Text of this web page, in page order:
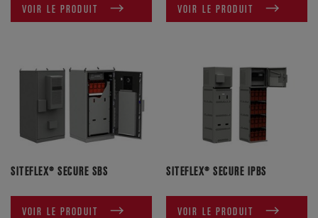
VOIR LE PRODUIT VOIR LE PRODUIT
SITEFLEX® SECURE SBS
VOIR LE PRODUIT
SITEFLEX® SECURE IPBS
VOIR LE PRODUIT